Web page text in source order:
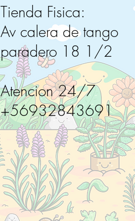
Tienda Fisica:
Av calera de tango
paradero 18 1/2
Atencion 24/7
+56932843691